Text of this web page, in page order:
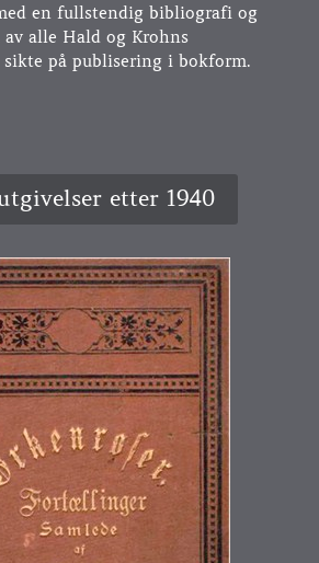
en fullstendig bibliografi og
alle Hald og Krohns
sikte på publisering i bokform.
etter 1940